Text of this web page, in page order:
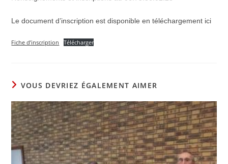
Le document d’inscription est disponible en téléchargement ici
Fiche d’inscription Télécharger
VOUS DEVRIEZ ÉGALEMENT AIMER